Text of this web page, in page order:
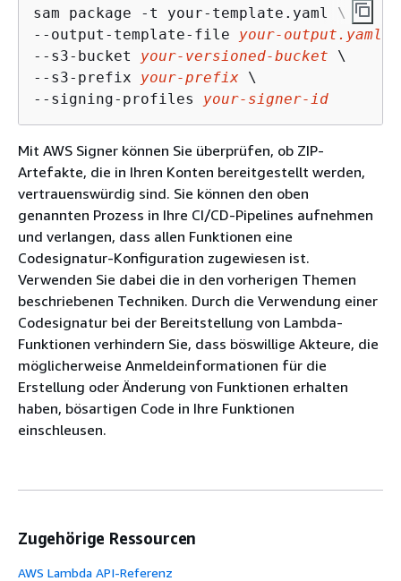
sam package -t your-template.yaml \
--output-template-file your-output.yaml
--s3-bucket your-versioned-bucket \
--s3-prefix your-prefix \
--signing-profiles your-signer-id
Mit AWS Signer können Sie überprüfen, ob ZIP-
Artefakte, die in Ihren Konten bereitgestellt werden,
vertrauenswürdig sind. Sie können den oben
genannten Prozess in Ihre CI/CD-Pipelines aufnehmen
und verlangen, dass allen Funktionen eine
Codesignatur-Konfiguration zugewiesen ist.
Verwenden Sie dabei die in den vorherigen Themen
beschriebenen Techniken. Durch die Verwendung einer
Codesignatur bei der Bereitstellung von Lambda-
Funktionen verhindern Sie, dass böswillige Akteure, die
möglicherweise Anmeldeinformationen für die
Erstellung oder Änderung von Funktionen erhalten
haben, bösartigen Code in Ihre Funktionen
einschleusen.
Zugehörige Ressourcen
AWS Lambda API-Referenz